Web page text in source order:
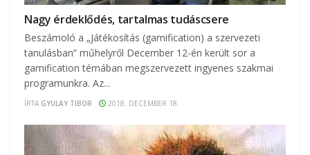
Nagy érdeklődés, tartalmas tudáscsere
Beszámoló a „Játékosítás (gamification) a szervezeti
tanulásban” műhelyről December 12-én került sor a
gamification témában megszervezett ingyenes szakmai
programunkra. Az...
ÍRTA GYULAY TIBOR 2018. DECEMBER 18.